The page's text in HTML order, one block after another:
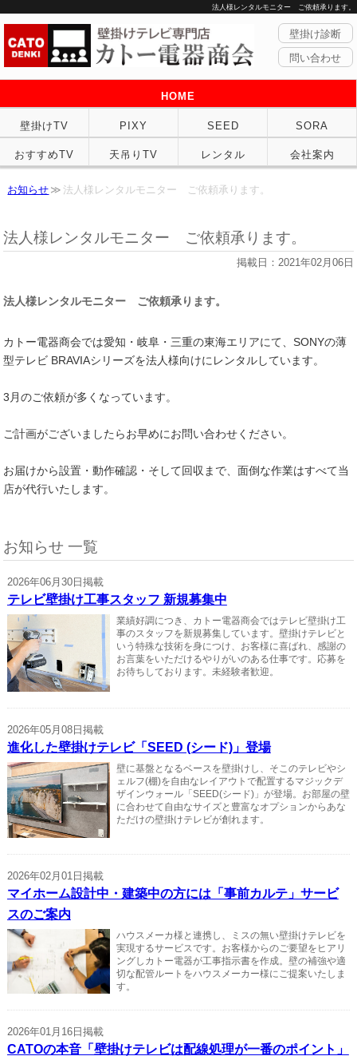
法人様レンタルモニター ご依頼承ります。
壁掛け診断
問い合わせ
HOME
壁掛けTV PIXY SEED SORA
おすすめTV 天吊りTV レンタル 会社案内
お知らせ 法人様レンタルモニター ご依頼承ります。
法人様レンタルモニター ご依頼承ります。
掲載日：2021年02月06日
法人様レンタルモニター ご依頼承ります。
カトー電器商会では愛知・岐阜・三重の東海エリアにて、SONYの薄
型テレビ BRAVIAシリーズを法人様向けにレンタルしています。
3月のご依頼が多くなっています。
ご計画がございましたらお早めにお問い合わせください。
お届けから設置・動作確認・そして回収まで、面倒な作業はすべて当
店が代行いたします。
お知らせ 一覧
2026年06月30日掲載
テレビ壁掛け工事スタッフ 新規募集中
業績好調につき、カトー電器商会ではテレビ壁掛け工
事のスタッフを新規募集しています。壁掛けテレビと
いう特殊な技術を身につけ、お客様に喜ばれ、感謝の
お言葉をいただけるやりがいのある仕事です。応募を
お待ちしております。未経験者歓迎。
2026年05月08日掲載
進化した壁掛けテレビ「SEED (シード)」登場
壁に基盤となるベースを壁掛けし、そこのテレビやシ
ェルフ(棚)を自由なレイアウトで配置するマジックデ
ザインウォール「SEED(シード)」が登場。お部屋の壁
に合わせて自由なサイズと豊富なオプションからあな
ただけの壁掛けテレビが創れます。
2026年02月01日掲載
マイホーム設計中・建築中の方には「事前カルテ」サービ
スのご案内
ハウスメーカ様と連携し、ミスの無い壁掛けテレビを
実現するサービスです。お客様からのご要望をヒアリ
ングしカトー電器が工事指示書を作成。壁の補強や適
切な配管ルートをハウスメーカー様にご提案いたしま
す。
2026年01月16日掲載
CATOの本音「壁掛けテレビは配線処理が一番のポイント」